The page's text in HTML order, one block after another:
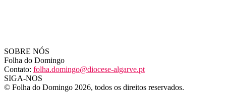
SOBRE NÓS
Folha do Domingo
Contato: folha.domingo@diocese-algarve.pt
SIGA-NOS
© Folha do Domingo 2026, todos os direitos reservados.